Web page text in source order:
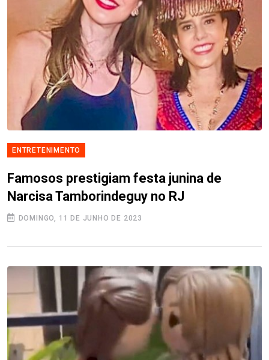
ENTRETENIMENTO
Famosos prestigiam festa junina de
Narcisa Tamborindeguy no RJ
DOMINGO, 11 DE JUNHO DE 2023